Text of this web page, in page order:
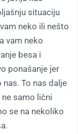
situaciju
neko ili nešto
vam neko
besa i
ponašanje jer
To nas dalje
samo lični
se na nekoliko